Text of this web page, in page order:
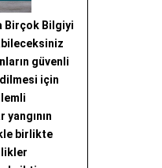
Birçok Bilgiyi
güvenli
için
yangının
birlikte